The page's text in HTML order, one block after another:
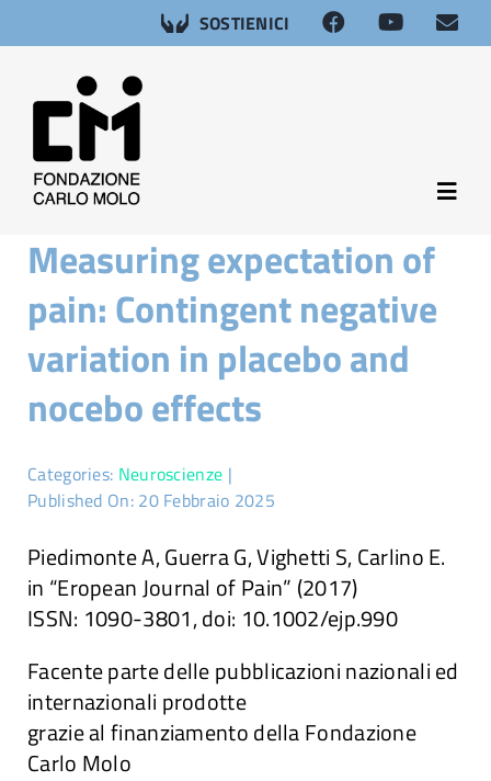
al
contenuto
SOSTIENICI
About
Neuroscienze
Afasia
Salute sessuale
Ricerche
Convegni e articoli
Measuring expectation of
pain: Contingent negative
variation in placebo and
nocebo effects
Categories: Neuroscienze |
Published On: 20 Febbraio 2025
Piedimonte A, Guerra G, Vighetti S, Carlino E.
in “Eropean Journal of Pain” (2017)
ISSN: 1090-3801, doi: 10.1002/ejp.990
Facente parte delle pubblicazioni nazionali ed
internazionali prodotte
grazie al finanziamento della Fondazione
Carlo Molo